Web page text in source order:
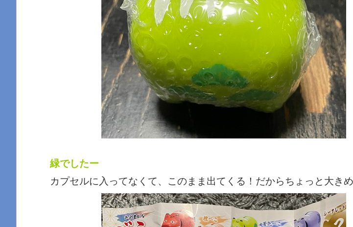
緑でしたー
カプセルに入ってなくて、このまま出てくる！だからちょっと大きめ